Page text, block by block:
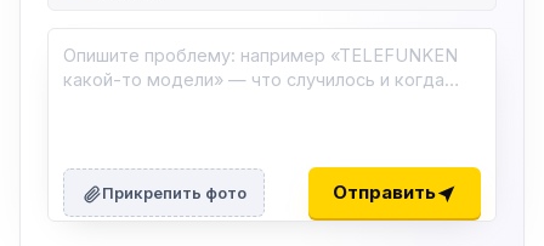
Прикрепить фото Отправить